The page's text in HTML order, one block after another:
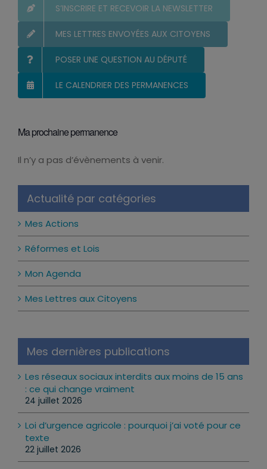
S’INSCRIRE ET RECEVOIR LA NEWSLETTER
MES LETTRES ENVOYÉES AUX CITOYENS
POSER UNE QUESTION AU DÉPUTÉ
LE CALENDRIER DES PERMANENCES
Ma prochaine permanence
Notice
Il n’y a pas d’évènements à venir.
Actualité par catégories
Mes Actions
Réformes et Lois
Mon Agenda
Mes Lettres aux Citoyens
Mes dernières publications
Les réseaux sociaux interdits aux moins de 15 ans
: ce qui change vraiment
24 juillet 2026
Loi d’urgence agricole : pourquoi j’ai voté pour ce
texte
22 juillet 2026